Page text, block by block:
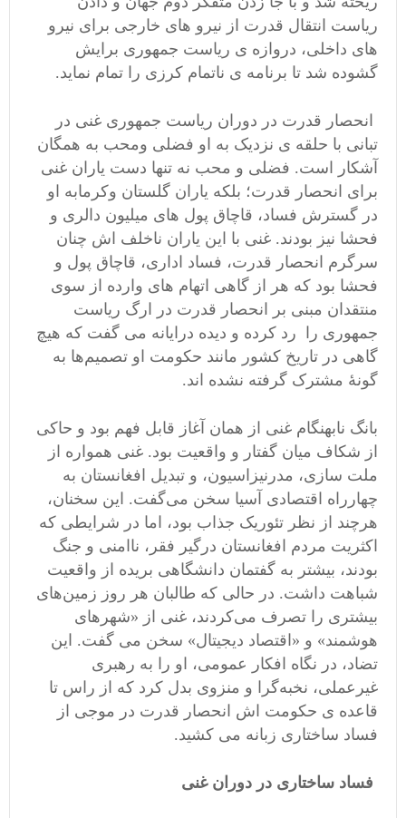
ریاست انتقال قدرت از نیرو های خارجی برای نیرو
های داخلی، دروازه ی ریاست جمهوری برایش
گشوده شد تا برنامه ی ناتمام کرزی را تمام نماید.
انحصار قدرت در دوران ریاست جمهوری غنی در
تبانی با حلقه ی نزدیک به او فضلی و‌محب به همگان
آشکار است. فضلی و محب نه تنها دست یاران غنی
برای انحصار قدرت؛ بلکه یاران گلستان و‌کرمابه او
در گسترش فساد، قاچاق پول های میلیون دالری و
فحشا نیز بودند. غنی با این یاران ناخلف اش چنان
سرگرم انحصار قدرت، فساد اداری، قاچاق پول و
فحشا بود که هر از گاهی اتهام های وارده از سوی
منتقدان مبنی بر انحصار قدرت در ارگ ریاست
جمهوری را رد کرده و دیده درایانه می گفت که هیچ
گاهی در تاریخ کشور مانند حکومت او تصمیم‌ها به
گونۀ مشترک گرفته نشده اند.
بانگ نابهنگام غنی از همان آغاز قابل فهم بود و حاکی
از شکاف میان گفتار و واقعیت بود. غنی همواره از
ملت‌ سازی، مدرنیزاسیون، و تبدیل افغانستان به
چهارراه اقتصادی آسیا سخن می‌گفت. این سخنان،
هرچند از نظر تئوریک جذاب بود، اما در شرایطی که
اکثریت مردم افغانستان درگیر فقر، ناامنی و جنگ
بودند، بیشتر به گفتمان دانشگاهی بریده از واقعیت
شباهت داشت. در حالی که طالبان هر روز زمین‌های
بیشتری را تصرف می‌کردند، غنی از «شهرهای
هوشمند» و «اقتصاد دیجیتال» سخن می گفت. این
تضاد، در نگاه افکار عمومی، او را به رهبری
غیرعملی، نخبه‌گرا و منزوی بدل کرد که از راس تا
قاعده ی حکومت اش انحصار قدرت در موجی از
فساد ساختاری زبانه می کشید.
فساد ساختاری در دوران غنی